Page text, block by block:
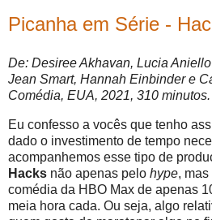
Picanha em Série -
De: Desiree Akhavan, Lucia
Jean Smart, Hannah Einbinder e
Comédia, EUA, 2021, 310 minutos.
Eu confesso a vocês que tenho
dado o investimento de tempo
acompanhemos esse tipo de
Hacks não apenas pelo hype,
comédia da HBO Max de apenas
meia hora cada. Ou seja, algo